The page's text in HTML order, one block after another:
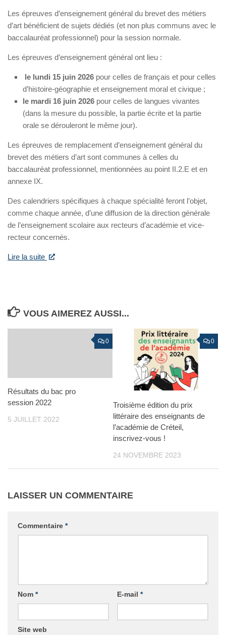
Les épreuves d’enseignement général du brevet des métiers
d’art bénéficient de sujets dédiés (et non plus communs avec le
baccalauréat professionnel) pour la session normale.
Les épreuves d’enseignement général ont lieu :
le lundi 15 juin 2026 pour celles de français et pour celles
d’histoire-géographie et enseignement moral et civique ;
le mardi 16 juin 2026 pour celles de langues vivantes
(dans la mesure du possible, la partie écrite et la partie
orale se dérouleront le même jour).
Les épreuves de remplacement d’enseignement général du
brevet des métiers d’art sont communes à celles du
baccalauréat professionnel, mentionnées au point II.2.E et en
annexe IX.
Des calendriers spécifiques à chaque spécialité feront l’objet,
comme chaque année, d’une diffusion de la direction générale
de l’enseignement scolaire aux recteurs d’académie et vice-
recteur concernés.
Lire la suite
VOUS AIMEREZ AUSSI...
0
Résultats du bac pro
session 2022
5 JUILLET 2022
0
Troisième édition du prix
littéraire des enseignants de
l’académie de Créteil,
inscrivez-vous !
24 NOVEMBRE 2023
LAISSER UN COMMENTAIRE
Commentaire *
Nom * E-mail *
Site web